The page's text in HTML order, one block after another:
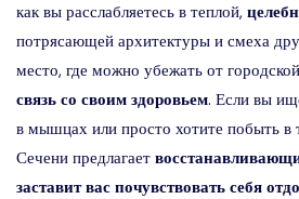
как вы расслабляетесь в теплой,
потрясающей архитектуры и смеха
место, где можно убежать от
связь со своим здоровьем. Если вы
в мышцах или просто хотите побыть в
Сечени предлагает
заставит вас почувствовать себя